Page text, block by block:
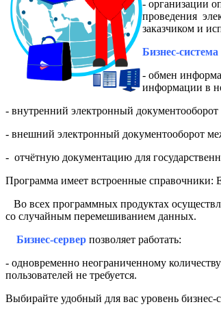
- организации
проведения
заказчиком и
Бизнес-система
- обмен
информации в
- внутренний электронный документооборот
- внешний электронный документооборот
- отчётную документацию для
Программа имеет встроенные
Во всех программных продуктах
со случайным перемешиванием данных.
Бизнес-сервер позволяет работать:
- одновременно неограниченному
пользователей не требуется.
Выбирайте удобный для вас уровень